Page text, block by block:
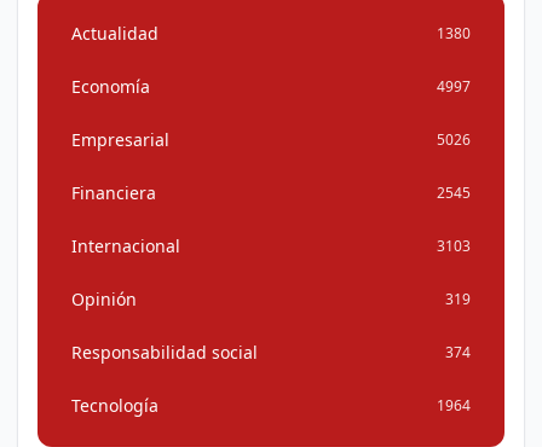
Actualidad 1380
Economía 4997
Empresarial 5026
Financiera 2545
Internacional 3103
Opinión 319
Responsabilidad social 374
Tecnología 1964